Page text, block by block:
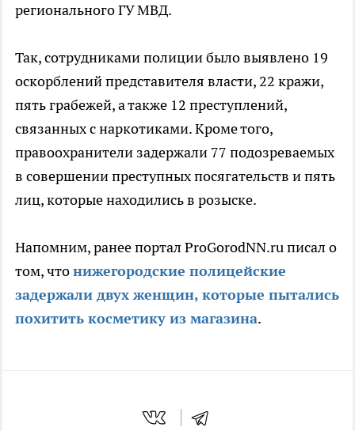
регионального ГУ МВД.
Так, сотрудниками полиции было выявлено 19
оскорблений представителя власти, 22 кражи,
пять грабежей, а также 12 преступлений,
связанных с наркотиками. Кроме того,
правоохранители задержали 77 подозреваемых
в совершении преступных посягательств и пять
лиц, которые находились в розыске.
Напомним, ранее портал ProGorodNN.ru писал о
том, чтонижегородские полицейские
задержали двух женщин, которые пытались
похитить косметику из магазина.